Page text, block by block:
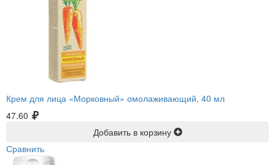
Крем для лица «Морковный» омолаживающий, 40 мл
47.60
Добавить в корзину
Сравнить